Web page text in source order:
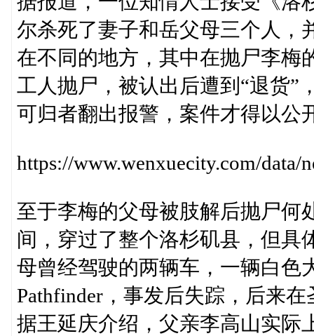
尔杀死了妻子和岳父母三个人，
在不同的地方，其中在抛尸李梅
工人抛尸，被认出后遭到“退货”
可归者翻出报警，案件才得以公
https://www.wenxuecity.com/data/
至于李梅的父母被肢解后抛尸何
间，穿过了整个洛杉矶县，但具
母曾经驾驶的两辆车，一辆白色
Pathfinder，事发后失踪，后来
据王延庆介绍，父亲李高山实际